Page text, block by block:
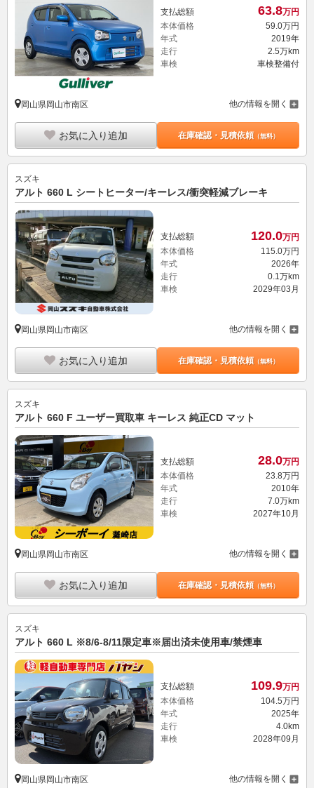
支払総額 63.8万円
本体価格
59.0万円
年式
2019年
走行
2.5万km
車検
車検整備付
岡山県岡山市南区 他の情報を開く
お気に入り追加 在庫確認・見積依頼（無料）
スズキ
アルト 660 L シートヒーター/キーレス/衝突軽減ブレーキ
支払総額 120.0万円
本体価格
115.0万円
年式
2026年
走行
0.1万km
車検
2029年03月
岡山県岡山市南区 他の情報を開く
お気に入り追加 在庫確認・見積依頼（無料）
スズキ
アルト 660 F ユーザー買取車 キーレス 純正CD マット
支払総額 28.0万円
本体価格
23.8万円
年式
2010年
走行
7.0万km
車検
2027年10月
岡山県岡山市南区 他の情報を開く
お気に入り追加 在庫確認・見積依頼（無料）
スズキ
アルト 660 L ※8/6-8/11限定車※届出済未使用車/禁煙車
支払総額 109.9万円
本体価格
104.5万円
年式
2025年
走行
4.0km
車検
2028年09月
岡山県岡山市南区 他の情報を開く